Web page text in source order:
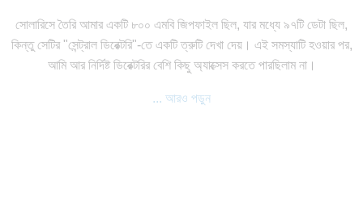
সোলারিসে তৈরি আমার একটি ৮০০ এমবি জিপফাইল ছিল, যার মধ্যে ৯৭টি ডেটা ছিল,
কিন্তু সেটির "সেন্ট্রাল ডিরেক্টরি"-তে একটি ত্রুটি দেখা দেয়। এই সমস্যাটি হওয়ার পর,
আমি আর নির্দিষ্ট ডিরেক্টরির বেশি কিছু অ্যাক্সেস করতে পারছিলাম না।
... আরও পড়ুন